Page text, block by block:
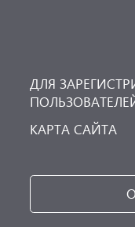
ДЛЯ
КАРТА САЙТА